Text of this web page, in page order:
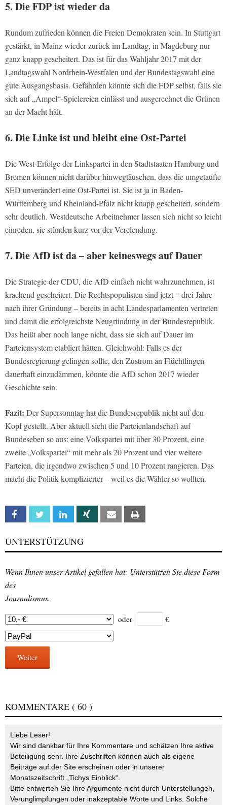
5. Die FDP ist wieder da
Rundum zufrieden können die Freien Demokraten sein. In Stuttgart
gestärkt, in Mainz wieder zurück im Landtag, in Magdeburg nur
ganz knapp gescheitert. Das ist für das Wahljahr 2017 mit der
Landtagswahl Nordrhein-Westfalen und der Bundestagswahl eine
gute Ausgangsbasis. Gefährden könnte sich die FDP selbst, falls sie
sich auf „Ampel“-Spielereien einlässt und ausgerechnet die Grünen
an der Macht hält.
6. Die Linke ist und bleibt eine Ost-Partei
Die West-Erfolge der Linkspartei in den Stadtstaaten Hamburg und
Bremen können nicht darüber hinwegtäuschen, dass die umgetaufte
SED unverändert eine Ost-Partei ist. Sie ist ja in Baden-
Württemberg und Rheinland-Pfalz nicht knapp gescheitert, sondern
sehr deutlich. Westdeutsche Arbeitnehmer lassen sich nicht so leicht
einreden, sie stünden kurz vor der Verelendung.
7. Die AfD ist da – aber keineswegs auf Dauer
Die Strategie der CDU, die AfD einfach nicht wahrzunehmen, ist
krachend gescheitert. Die Rechtspopulisten sind jetzt – drei Jahre
nach ihrer Gründung – bereits in acht Landesparlamenten vertreten
und damit die erfolgreichste Neugründung in der Bundesrepublik.
Das heißt aber noch lange nicht, dass sie sich auf Dauer im
Parteiensystem etabliert hätten. Gleichwohl: Falls es der
Bundesregierung gelingen sollte, den Zustrom an Flüchtlingen
dauerhaft einzudämmen, könnte die AfD schon 2017 wieder
Geschichte sein.
Fazit: Der Supersonntag hat die Bundesrepublik nicht auf den
Kopf gestellt. Aber aktuell sieht die Parteienlandschaft auf
Bundeseben so aus: eine Volkspartei mit über 30 Prozent, eine
zweite „Volkspartei“ mit mehr als 20 Prozent und vier weitere
Parteien, die irgendwo zwischen 5 und 10 Prozent rangieren. Das
macht die Politik komplizierter – weil es die Wähler so wollten.
Facebook Twitter Linkedin Xing Email
UNTERSTÜTZUNG
Wenn Ihnen unser Artikel gefallen hat: Unterstützen Sie diese Form
des
Journalismus.
oder €
Weiter
KOMMENTARE ( 60 )
Liebe Leser!
Wir sind dankbar für Ihre Kommentare und schätzen Ihre aktive
Beteiligung sehr. Ihre Zuschriften können auch als eigene
Beiträge auf der Site erscheinen oder in unserer
Monatszeitschrift „Tichys Einblick“.
Bitte entwerten Sie Ihre Argumente nicht durch Unterstellungen,
Verunglimpfungen oder inakzeptable Worte und Links. Solche